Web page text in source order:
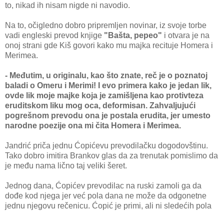
to, nikad ih nisam nigde ni navodio.
Na to, očigledno dobro pripremljen novinar, iz svoje torbe
vadi engleski prevod knjige "Bašta, pepeo" i otvara je na
onoj strani gde Kiš govori kako mu majka recituje Homera i
Merimea.
- Međutim, u originalu, kao što znate, reč je o poznatoj
baladi o Omeru i Merimi! I evo primera kako je jedan lik,
ovde lik moje majke koja je zamišljena kao protivteza
eruditskom liku mog oca, deformisan. Zahvaljujući
pogrešnom prevodu ona je postala erudita, jer umesto
narodne poezije ona mi čita Homera i Merimea.
Jandrić priča jednu Ćopićevu prevodilačku dogodovštinu.
Tako dobro imitira Brankov glas da za trenutak pomislimo da
je među nama lično taj veliki šeret.
Jednog dana, Ćopićev prevodilac na ruski zamoli ga da
dođe kod njega jer već pola dana ne može da odgonetne
jednu njegovu rečenicu. Ćopić je primi, ali ni sledećih pola